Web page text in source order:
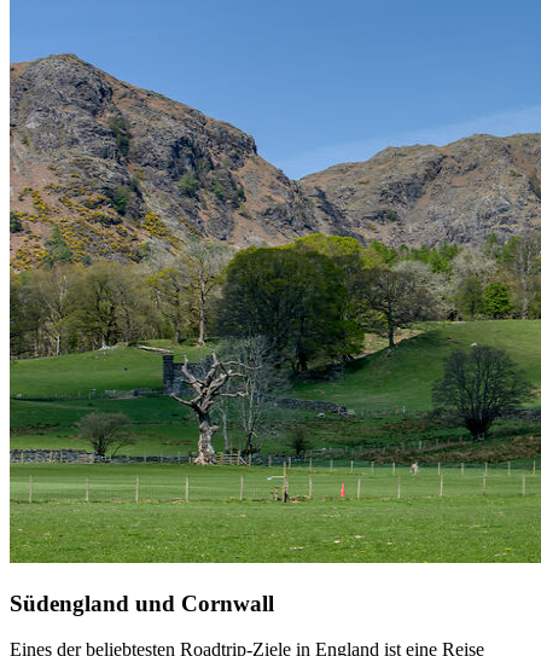
Südengland und Cornwall
Eines der beliebtesten Roadtrip-Ziele in England ist eine Reise